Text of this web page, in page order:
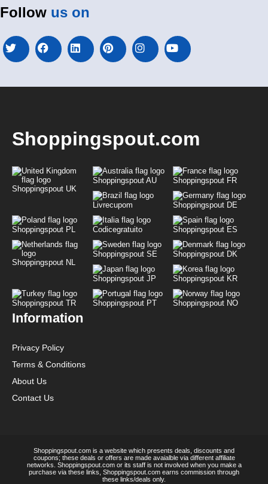
Follow us on
Shoppingspout.com
Shoppingspout UK
Shoppingspout AU Shoppingspout FR
Livrecupom Shoppingspout DE
Shoppingspout PL Codicegratuito Shoppingspout ES
Shoppingspout NL
Shoppingspout SE Shoppingspout DK
Shoppingspout JP Shoppingspout KR
Shoppingspout TR Shoppingspout PT Shoppingspout NO
Information
Privacy Policy
Terms & Conditions
About Us
Contact Us
Shoppingspout.com is a website which presents deals, discounts and
coupons; these deals or offers are made avaialble via different affiliate
networks. Shoppingspout.com or its staff is not involved when you make a
purchase via these links, Shoppingspout.com earns commission through
these links/deals only.